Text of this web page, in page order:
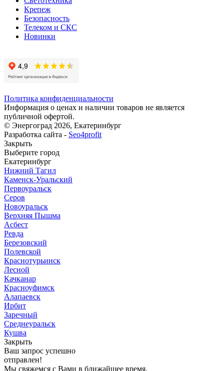
Крепеж
Безопасность
Телеком и СКС
Новинки
Политика конфиденциальности
Информация о ценах и наличии товаров не является
публичной офертой.
© Энергоград 2026, Екатеринбург
Разработка сайта - Seo4profit
Закрыть
Выберите город
Екатеринбург
Нижний Тагил
Каменск-Уральский
Первоуральск
Серов
Новоуральск
Верхняя Пышма
Асбест
Ревда
Березовский
Полевской
Краснотурьинск
Лесной
Качканар
Красноуфимск
Алапаевск
Ирбит
Заречный
Среднеуральск
Кушва
Закрыть
Ваш запрос успешно
отправлен!
Мы свяжемся с Вами в ближайшее время.